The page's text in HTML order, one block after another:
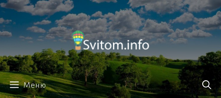
Перейти
до
вмісту
Меню